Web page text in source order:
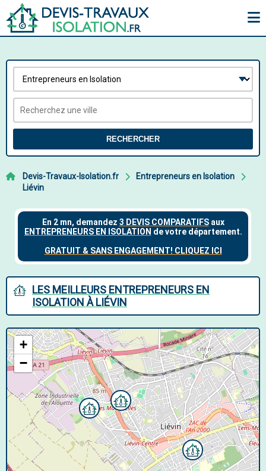
RECHERCHER
Devis-Travaux-Isolation.fr
Entrepreneurs en Isolation
Liévin
LES MEILLEURS ENTREPRENEURS EN
ISOLATION À LIÉVIN
+
−